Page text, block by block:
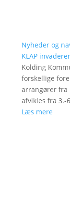
Nyheder og
KLAP
Kolding
forskellige
arrangører fra
afvikles fra 3.-
Læs mere